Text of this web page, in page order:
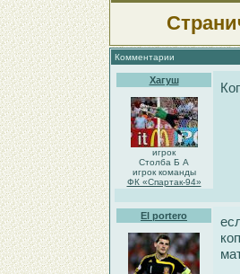
Комментарии
Хагуш
игрок
Столба Б А
игрок команды
ФК «Спартак-94»
El portero